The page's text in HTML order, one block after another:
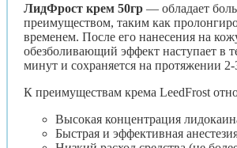
ЛидФрост крем 50гр — обладает
преимуществом, таким как
временем. После его нанесения на
обезболивающий эффект наступает в
минут и сохраняется на протяжении 2-
К преимуществам крема LeedFrost
Высокая концентрация
Быстрая и эффективная